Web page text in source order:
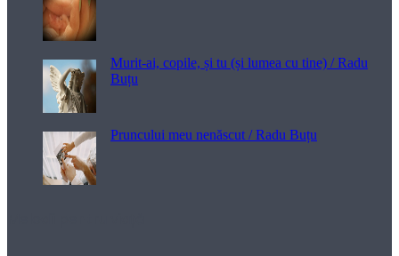
Murit-ai, copile, și tu (și lumea cu tine) / Radu
Buțu
Pruncului meu nenăscut / Radu Buțu